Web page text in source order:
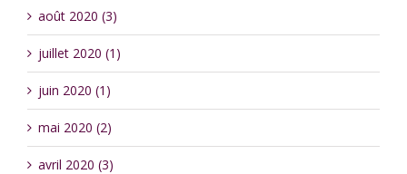
août 2020 (3)
juillet 2020 (1)
juin 2020 (1)
mai 2020 (2)
avril 2020 (3)